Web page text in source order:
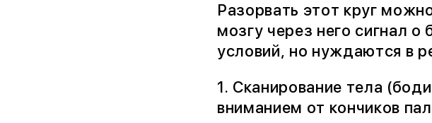
Разорвать этот круг
мозгу через него сигнал
условий, но нуждаются в
1. Сканирование тела
вниманием от кончиков